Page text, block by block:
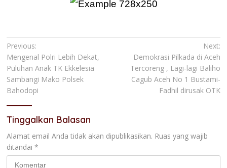
Navigasi
pos
Previous:
Mengenal Polri Lebih Dekat,
Puluhan Anak TK Ekkelesia
Sambangi Mako Polsek
Bahodopi
Next:
Demokrasi Pilkada di Aceh
Tercoreng , Lagi-lagi Baliho
Cagub Aceh No 1 Bustami-
Fadhil dirusak OTK
Tinggalkan Balasan
Alamat email Anda tidak akan dipublikasikan. Ruas yang wajib
ditandai *